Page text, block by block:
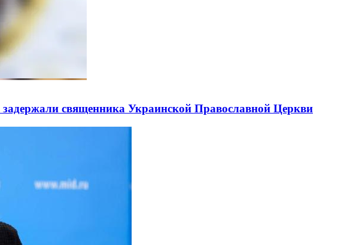
священника Украинской Православной Церкви